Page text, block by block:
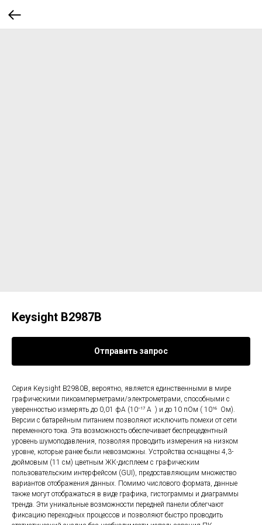
Keysight B2987B
Отправить запрос
Серия Keysight B2980B, вероятно, является единственными в мире
графическими пикоамперметрами/электрометрами, способными с
уверенностью измерять до 0,01 фА (10⁻¹⁷ А ) и до 10 пОм ( 10¹⁶ Ом).
Версии с батарейным питанием позволяют исключить помехи от сети
переменного тока. Эта возможность обеспечивает беспрецедентный
уровень шумоподавления, позволяя проводить измерения на низком
уровне, которые ранее были невозможны. Устройства оснащены 4,3-
дюймовым (11 см) цветным ЖК-дисплеем с графическим
пользовательским интерфейсом (GUI), предоставляющим множество
вариантов отображения данных. Помимо числового формата, данные
также могут отображаться в виде графика, гистограммы и диаграммы
тренда. Эти уникальные возможности передней панели облегчают
фиксацию переходных процессов и позволяют быстро проводить